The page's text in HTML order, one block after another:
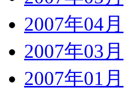
2007年04月
2007年03月
2007年01月